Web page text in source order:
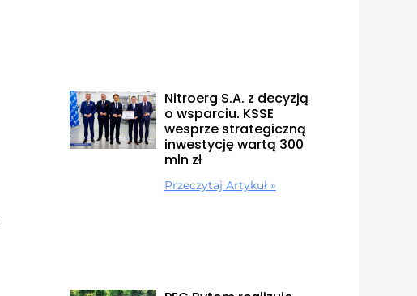
Nitroerg S.A. z decyzją
o wsparciu. KSSE
wesprze strategiczną
inwestycję wartą 300
mln zł
Przeczytaj Artykuł »